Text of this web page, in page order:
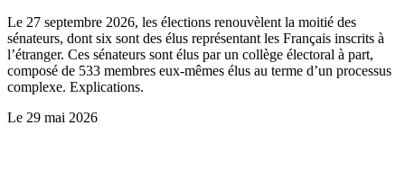
Le 27 septembre 2026, les élections renouvèlent la moitié des
sénateurs, dont six sont des élus représentant les Français inscrits à
l’étranger. Ces sénateurs sont élus par un collège électoral à part,
composé de 533 membres eux-mêmes élus au terme d’un processus
complexe. Explications.
Le 29 mai 2026